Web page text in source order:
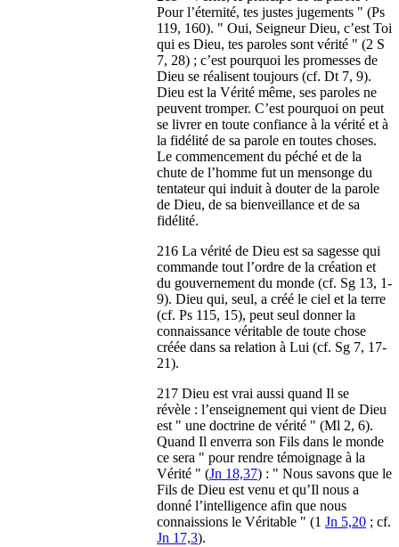
Pour l’éternité, tes justes jugements " (Ps
119, 160). " Oui, Seigneur Dieu, c’est Toi
qui es Dieu, tes paroles sont vérité " (2 S
7, 28) ; c’est pourquoi les promesses de
Dieu se réalisent toujours (cf. Dt 7, 9).
Dieu est la Vérité même, ses paroles ne
peuvent tromper. C’est pourquoi on peut
se livrer en toute confiance à la vérité et à
la fidélité de sa parole en toutes choses.
Le commencement du péché et de la
chute de l’homme fut un mensonge du
tentateur qui induit à douter de la parole
de Dieu, de sa bienveillance et de sa
fidélité.
216 La vérité de Dieu est sa sagesse qui
commande tout l’ordre de la création et
du gouvernement du monde (cf. Sg 13, 1-
9). Dieu qui, seul, a créé le ciel et la terre
(cf. Ps 115, 15), peut seul donner la
connaissance véritable de toute chose
créée dans sa relation à Lui (cf. Sg 7, 17-
21).
217 Dieu est vrai aussi quand Il se
révèle : l’enseignement qui vient de Dieu
est " une doctrine de vérité " (Ml 2, 6).
Quand Il enverra son Fils dans le monde
ce sera " pour rendre témoignage à la
Vérité " (Jn 18,37) : " Nous savons que le
Fils de Dieu est venu et qu’Il nous a
donné l’intelligence afin que nous
connaissions le Véritable " (1 Jn 5,20 ; cf.
Jn 17,3).